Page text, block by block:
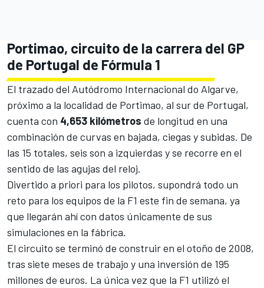
Portimao, circuito de la carrera del GP
de Portugal de Fórmula 1
El trazado del Autódromo Internacional do Algarve,
próximo a la localidad de Portimao, al sur de Portugal,
cuenta con 4,653 kilómetros de longitud en una
combinación de curvas en bajada, ciegas y subidas. De
las 15 totales, seis son a izquierdas y se recorre en el
sentido de las agujas del reloj.
Divertido a priori para los pilotos, supondrá todo un
reto para los equipos de la F1 este fin de semana, ya
que llegarán ahí con datos únicamente de sus
simulaciones en la fábrica.
El circuito se terminó de construir en el otoño de 2008,
tras siete meses de trabajo y una inversión de 195
millones de euros. La única vez que la F1 utilizó el